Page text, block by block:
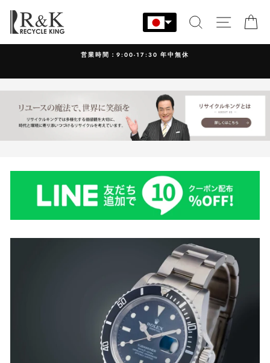
ン
す
検索 サイト
営業時間：9:00-17:30 年中無休